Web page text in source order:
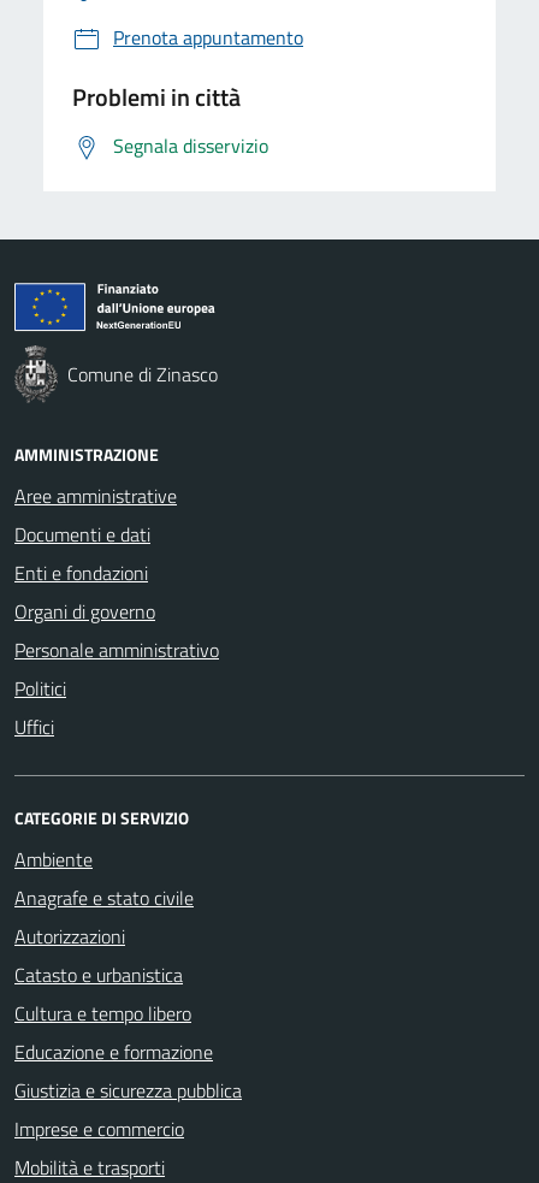
Prenota appuntamento
Problemi in città
Segnala disservizio
Comune di Zinasco
AMMINISTRAZIONE
Aree amministrative
Documenti e dati
Enti e fondazioni
Organi di governo
Personale amministrativo
Politici
Uffici
CATEGORIE DI SERVIZIO
Ambiente
Anagrafe e stato civile
Autorizzazioni
Catasto e urbanistica
Cultura e tempo libero
Educazione e formazione
Giustizia e sicurezza pubblica
Imprese e commercio
Mobilità e trasporti